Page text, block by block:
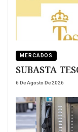
MERCADOS
SUBASTA
6 De Agosto De 2026